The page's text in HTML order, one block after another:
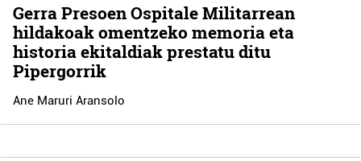
Gerra Presoen Ospitale Militarrean
hildakoak omentzeko memoria eta
historia ekitaldiak prestatu ditu
Pipergorrik
Ane Maruri Aransolo